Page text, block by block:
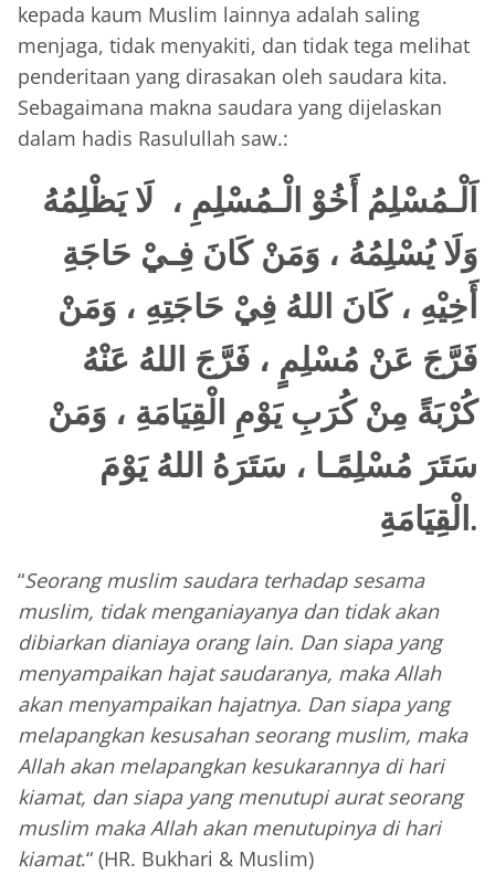
kepada kaum Muslim lainnya adalah saling
menjaga, tidak menyakiti, dan tidak tega melihat
penderitaan yang dirasakan oleh saudara kita.
Sebagaimana makna saudara yang dijelaskan
dalam hadis Rasulullah saw.:
اَلْـمُسْلِمُ أَخُوْ الْـمُسْلِمِ ، لَا يَظْلِمُهُ
وَلَا يُسْلِمُهُ ، وَمَنْ كَانَ فِـيْ حَاجَةِ
أَخِيْهِ ، كَانَ اللهُ فِيْ حَاجَتِهِ ، وَمَنْ
فَرَّجَ عَنْ مُسْلِمٍ ، فَرَّجَ اللهُ عَنْهُ
كُرْبَةً مِنْ كُرَبِ يَوْمِ الْقِيَامَةِ ، وَمَنْ
سَتَرَ مُسْلِمًـا ، سَتَرَهُ اللهُ يَوْمَ
الْقِيَامَةِ.
“Seorang muslim saudara terhadap sesama
muslim, tidak menganiayanya dan tidak akan
dibiarkan dianiaya orang lain. Dan siapa yang
menyampaikan hajat saudaranya, maka Allah
akan menyampaikan hajatnya. Dan siapa yang
melapangkan kesusahan seorang muslim, maka
Allah akan melapangkan kesukarannya di hari
kiamat, dan siapa yang menutupi aurat seorang
muslim maka Allah akan menutupinya di hari
kiamat.“ (HR. Bukhari & Muslim)